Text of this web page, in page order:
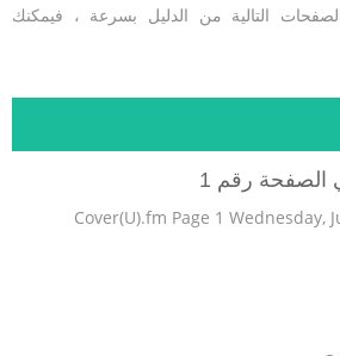
التالية من الدليل بسرعة ، فيمكنك
رقم 1
Cover(U).fm Page 1 Wednesday,